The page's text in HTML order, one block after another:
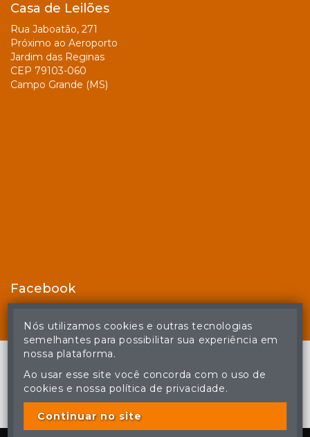
Casa de Leilões
Rua Jaboatão, 271
Próximo ao Aeroporto
Jardim das Reginas
CEP 79103-060
Campo Grande (MS)
Facebook
© Casa de Leilões - Todos os direitos reservados
A cópia ou reprodução não autorizada do conteúdo deste site
poderá acarretar em penas previstas em lei.
Nós utilizamos cookies e outras tecnologias
semelhantes para possibilitar sua experiência em
nossa plataforma.
Ao usar esse site você concorda com o uso de
cookies e nossa política de privacidade.
Continuar no site